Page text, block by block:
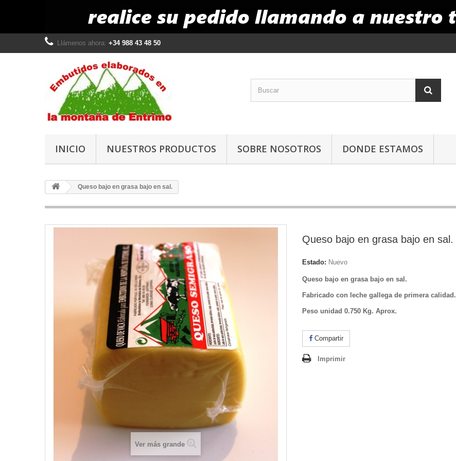
Llámenos ahora: +34 988 43 48 50
INICIO NUESTROS PRODUCTOS SOBRE NOSOTROS DONDE ESTAMOS
Queso bajo en grasa bajo en sal.
Ver más grande
Queso bajo en grasa bajo en sal.
Estado: Nuevo
Queso bajo en grasa bajo en sal.
Fabricado con leche gallega de primera calidad.
Peso unidad 0.750 Kg. Aprox.
Compartir
Imprimir